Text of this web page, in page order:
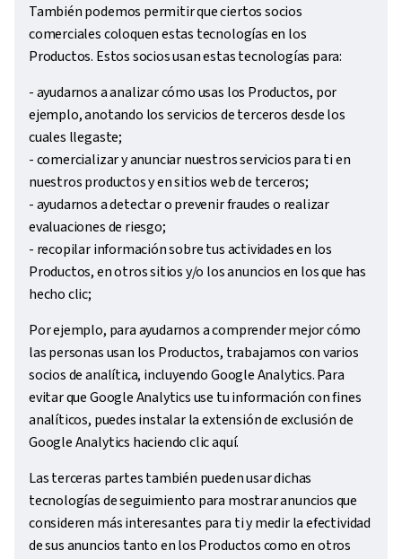
También podemos permitir que ciertos socios
comerciales coloquen estas tecnologías en los
Productos. Estos socios usan estas tecnologías para:
- ayudarnos a analizar cómo usas los Productos, por
ejemplo, anotando los servicios de terceros desde los
cuales llegaste;
- comercializar y anunciar nuestros servicios para ti en
nuestros productos y en sitios web de terceros;
- ayudarnos a detectar o prevenir fraudes o realizar
evaluaciones de riesgo;
- recopilar información sobre tus actividades en los
Productos, en otros sitios y/o los anuncios en los que has
hecho clic;
Por ejemplo, para ayudarnos a comprender mejor cómo
las personas usan los Productos, trabajamos con varios
socios de analítica, incluyendo Google Analytics. Para
evitar que Google Analytics use tu información con fines
analíticos, puedes instalar la extensión de exclusión de
Google Analytics haciendo clic aquí.
Las terceras partes también pueden usar dichas
tecnologías de seguimiento para mostrar anuncios que
consideren más interesantes para ti y medir la efectividad
de sus anuncios tanto en los Productos como en otros